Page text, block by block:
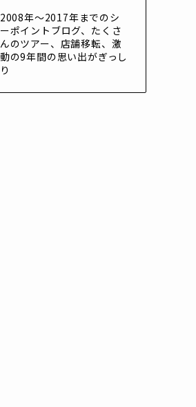
2008年～2017年までのシ
ーポイントブログ、たくさ
んのツアー、店舗移転、激
動の9年間の思い出がぎっし
り